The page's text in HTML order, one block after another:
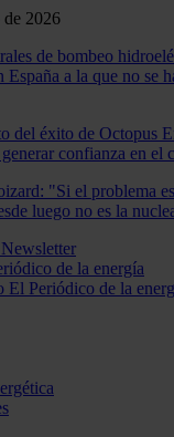
de 2026
de bombeo
España a la que no se
del éxito de Octopus
confianza en el
"Si el problema
luego no es la